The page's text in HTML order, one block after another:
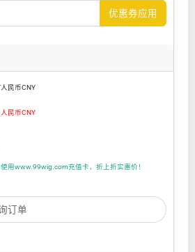
优惠券应用
人民币CNY
人民币CNY
使用www.99wig.com充值卡，折上折实惠价！